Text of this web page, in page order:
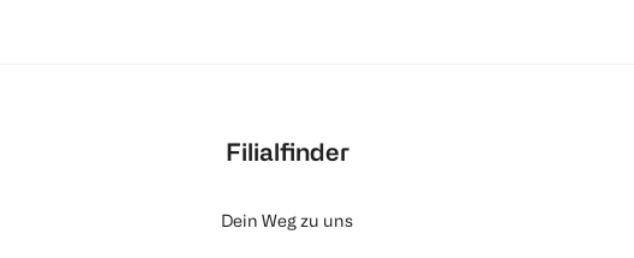
Filialfinder
Dein Weg zu uns